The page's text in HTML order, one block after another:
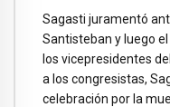
Sagasti juramentó
Santisteban y luego
los vicepresidentes
a los congresistas,
celebración por la